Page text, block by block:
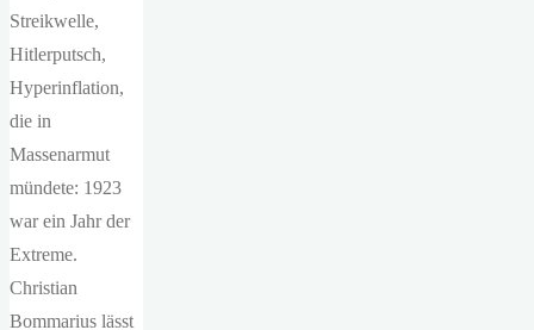
Streikwelle,
Hitlerputsch,
Hyperinflation,
die in
Massenarmut
mündete: 1923
war ein Jahr der
Extreme.
Christian
Bommarius lässt